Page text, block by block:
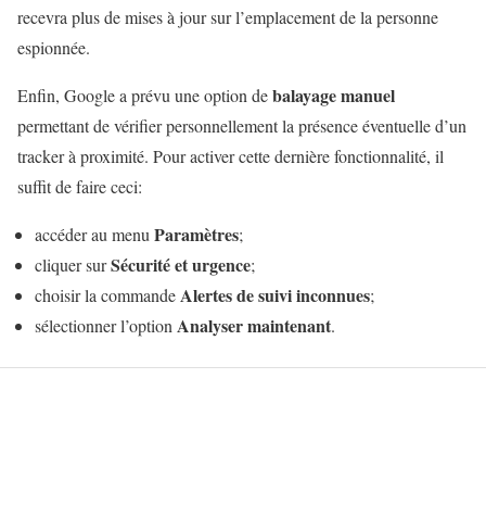
recevra plus de mises à jour sur l’emplacement de la personne
espionnée.
Enfin, Google a prévu une option debalayage manuel
permettant de vérifier personnellement la présence éventuelle d’un
tracker à proximité. Pour activer cette dernière fonctionnalité, il
suffit de faire ceci:
accéder au menuParamètres;
cliquer surSécurité et urgence;
choisir la commandeAlertes de suivi inconnues;
sélectionner l’optionAnalyser maintenant.